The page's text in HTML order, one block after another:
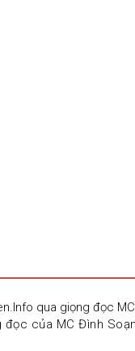
qua giọng đọc
của MC Đình